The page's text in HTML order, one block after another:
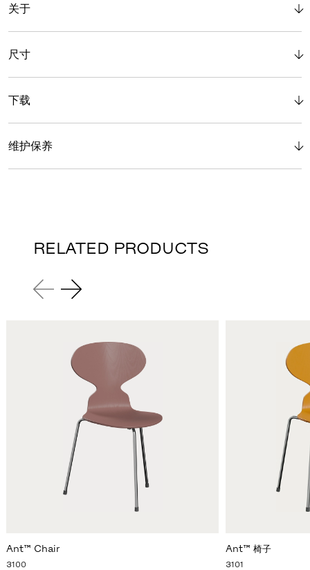
关于
尺寸
下载
维护保养
RELATED PRODUCTS
Ant™ Chair
3100
Ant™ 椅子
3101